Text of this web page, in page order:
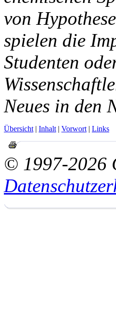
von
spielen die
Studenten
Neues in den
Übersicht| Inhalt| Vorwort| Links
© 1997-2026